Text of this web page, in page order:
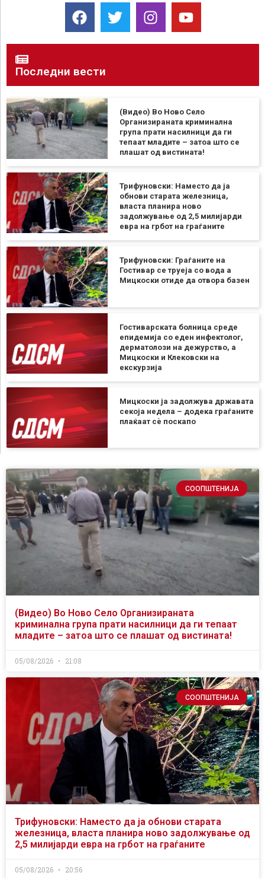
Последни вести
(Видео) Во Ново Село
Организираната криминална
група прати насилници да ги
тепаат младите – затоа што се
плашат од вистината!
Трифуновски: Наместо да ја
обнови старата железница,
власта планира ново
задолжување од 2,5 милијарди
евра на грбот на граѓаните
Трифуновски: Граѓаните на
Гостивар се труеја со вода а
Мицкоски отиде да отвора базен
Гостиварската болница среде
епидемија со еден инфектолог,
дерматолози на дежурство, а
Мицкоски и Клековски на
екскурзија
Мицкоски ја задолжува државата
секоја недела – додека граѓаните
плаќаат сѐ поскапо
СООПШТЕНИЈА
(Видео) Во Ново Село Организираната
криминална група прати насилници да ги тепаат
младите – затоа што се плашат од вистината!
05/08/2026 21:08
СООПШТЕНИЈА
Трифуновски: Наместо да ја обнови старата
железница, власта планира ново задолжување од
2,5 милијарди евра на грбот на граѓаните
05/08/2026 20:56